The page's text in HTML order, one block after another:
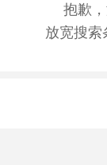
抱歉
放宽搜